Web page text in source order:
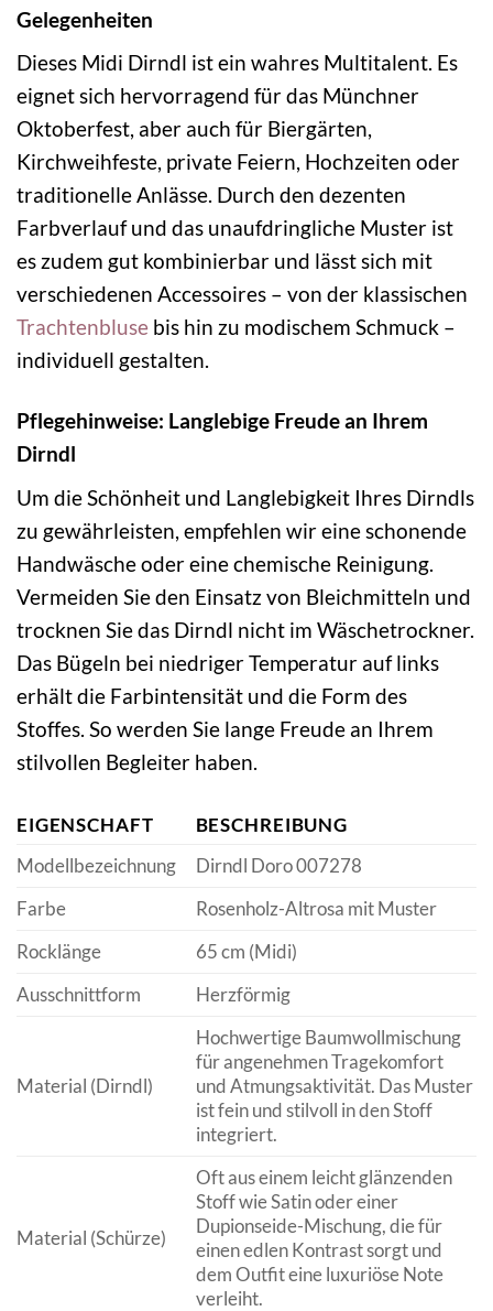
Gelegenheiten
Dieses Midi Dirndl ist ein wahres Multitalent. Es
eignet sich hervorragend für das Münchner
Oktoberfest, aber auch für Biergärten,
Kirchweihfeste, private Feiern, Hochzeiten oder
traditionelle Anlässe. Durch den dezenten
Farbverlauf und das unaufdringliche Muster ist
es zudem gut kombinierbar und lässt sich mit
verschiedenen Accessoires – von der klassischen
Trachtenbluse bis hin zu modischem Schmuck –
individuell gestalten.
Pflegehinweise: Langlebige Freude an Ihrem
Dirndl
Um die Schönheit und Langlebigkeit Ihres Dirndls
zu gewährleisten, empfehlen wir eine schonende
Handwäsche oder eine chemische Reinigung.
Vermeiden Sie den Einsatz von Bleichmitteln und
trocknen Sie das Dirndl nicht im Wäschetrockner.
Das Bügeln bei niedriger Temperatur auf links
erhält die Farbintensität und die Form des
Stoffes. So werden Sie lange Freude an Ihrem
stilvollen Begleiter haben.
EIGENSCHAFT
BESCHREIBUNG
Modellbezeichnung
Dirndl Doro 007278
Farbe
Rosenholz-Altrosa mit Muster
Rocklänge
65 cm (Midi)
Ausschnittform
Herzförmig
Material (Dirndl)
Hochwertige Baumwollmischung
für angenehmen Tragekomfort
und Atmungsaktivität. Das Muster
ist fein und stilvoll in den Stoff
integriert.
Material (Schürze)
Oft aus einem leicht glänzenden
Stoff wie Satin oder einer
Dupionseide-Mischung, die für
einen edlen Kontrast sorgt und
dem Outfit eine luxuriöse Note
verleiht.